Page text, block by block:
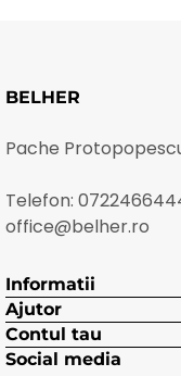
BELHER
Pache
Telefon:
office@belher.ro
Informatii
Ajutor
Contul tau
Social media